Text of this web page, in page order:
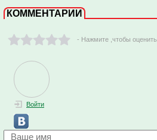
КОММЕНТАРИИ
- Нажмите ,чтобы оценить
Войти